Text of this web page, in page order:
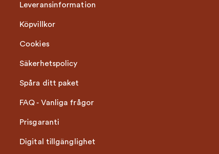
Leveransinformation
Köpvillkor
Cookies
Säkerhetspolicy
Spåra ditt paket
FAQ - Vanliga frågor
Prisgaranti
Digital tillgänglighet